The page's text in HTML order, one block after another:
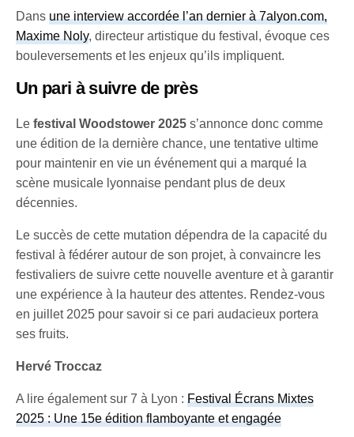
Dansune interview accordée l’an dernier à 7alyon.com,
Maxime Noly, directeur artistique du festival, évoque ces
bouleversements et les enjeux qu’ils impliquent.
Un pari à suivre de près
Lefestival Woodstower 2025s’annonce donc comme
une édition de la dernière chance, une tentative ultime
pour maintenir en vie un événement qui a marqué la
scène musicale lyonnaise pendant plus de deux
décennies.
Le succès de cette mutation dépendra de la capacité du
festival à fédérer autour de son projet, à convaincre les
festivaliers de suivre cette nouvelle aventure et à garantir
une expérience à la hauteur des attentes. Rendez-vous
en juillet 2025 pour savoir si ce pari audacieux portera
ses fruits.
Hervé Troccaz
A lire également sur 7 à Lyon :Festival Écrans Mixtes
2025 : Une 15e édition flamboyante et engagée